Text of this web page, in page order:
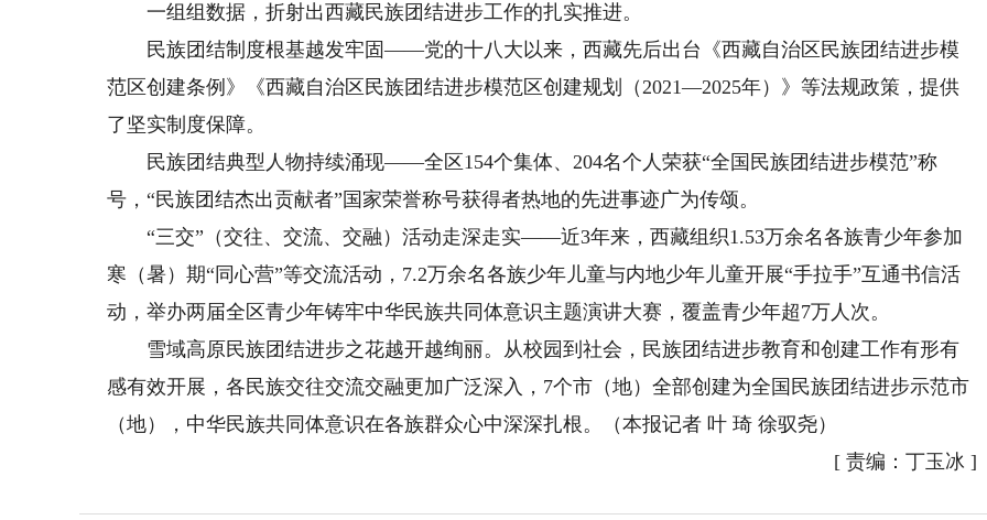
一组组数据，折射出西藏民族团结进步工作的扎实推进。
民族团结制度根基越发牢固——党的十八大以来，西藏先后出台《西藏自治区民族团结进步模
范区创建条例》《西藏自治区民族团结进步模范区创建规划（2021—2025年）》等法规政策，提供
了坚实制度保障。
民族团结典型人物持续涌现——全区154个集体、204名个人荣获“全国民族团结进步模范”称
号，“民族团结杰出贡献者”国家荣誉称号获得者热地的先进事迹广为传颂。
“三交”（交往、交流、交融）活动走深走实——近3年来，西藏组织1.53万余名各族青少年参加
寒（暑）期“同心营”等交流活动，7.2万余名各族少年儿童与内地少年儿童开展“手拉手”互通书信活
动，举办两届全区青少年铸牢中华民族共同体意识主题演讲大赛，覆盖青少年超7万人次。
雪域高原民族团结进步之花越开越绚丽。从校园到社会，民族团结进步教育和创建工作有形有
感有效开展，各民族交往交流交融更加广泛深入，7个市（地）全部创建为全国民族团结进步示范市
（地），中华民族共同体意识在各族群众心中深深扎根。（本报记者 叶 琦 徐驭尧）
[ 责编：丁玉冰 ]